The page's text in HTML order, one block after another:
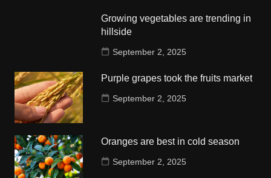
Growing vegetables are trending in
hillside
September 2, 2025
Purple grapes took the fruits market
September 2, 2025
Oranges are best in cold season
September 2, 2025